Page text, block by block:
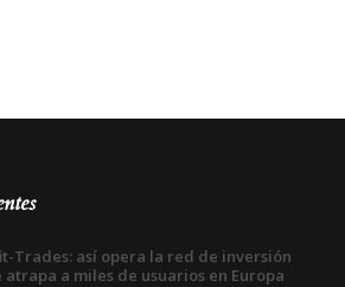
Trades: así opera la red de inversión
a miles de usuarios en Europa